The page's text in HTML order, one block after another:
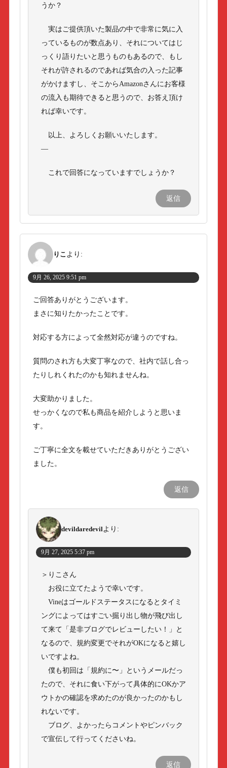
うか？
実はご提供頂いた製品の中で非常に気に入
っているものが数点あり、それについてはじ
っくり語りたいと思うものもあるので、もし
それが許されるのであれば気合の入った記事
がかけますし、そこからAmazonさんにお客様
の流入も期待できると思うので、お答え頂け
れば幸いです。
以上、よろしくお願いいたします。
—
これで回答になっていますでしょうか？
返信
りこ より:
9月 26, 2025 9:51 pm
ご回答ありがとうございます。
まさに知りたかったことです。
対応する方によって全然対応が違うのですね。
質問のされ方も大変丁寧なので、社内で話し合っ
たりしれくれたのかも知れませんね。
大変助かりました。
せっかくなので私も商品を紹介しようと思いま
す。
ご丁寧に全文を載せていただきありがとうござい
ました。
返信
devildaredevilより:
9月 27, 2025 5:37 pm
＞りこさん
お役に立てたようで幸いです。
Vineはゴールドステータスになるとタイミ
ングによってはすごい掘り出し物が飛び出し
て来て「是非ブログでレビューしたい！」と
なるので、規約変更でそれがOKになると嬉し
いですよね。
僕も初回は「規約に〜」というメールだっ
たので、それに食い下がって具体的にOKかア
ウトかの確認を求めたのが良かったのかもし
れないです。
ブログ、よかったらコメントやピンバック
で宣伝して行ってくださいね。
返信